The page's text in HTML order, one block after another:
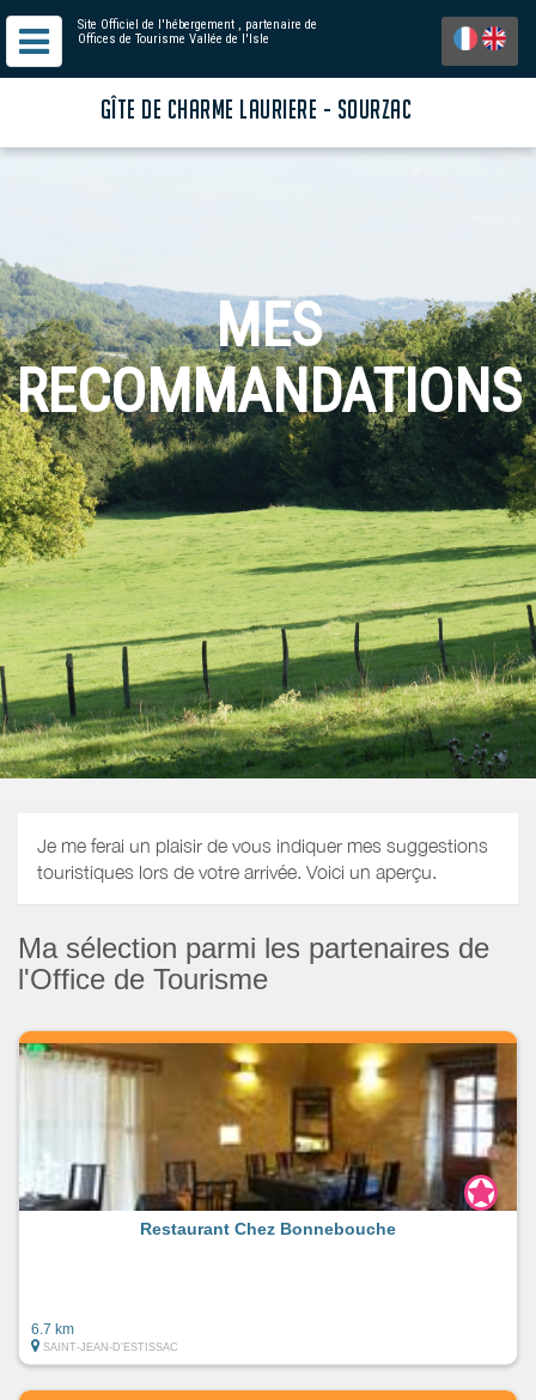
Site Officiel de l'hébergement , partenaire de
Offices de Tourisme Vallée de l'Isle
GÎTE DE CHARME LAURIERE - SOURZAC
MES
RECOMMANDATIONS
Je me ferai un plaisir de vous indiquer mes suggestions
touristiques lors de votre arrivée. Voici un aperçu.
Ma sélection parmi les partenaires de
l'Office de Tourisme
Restaurant Chez Bonnebouche
6.7 km
SAINT-JEAN-D'ESTISSAC